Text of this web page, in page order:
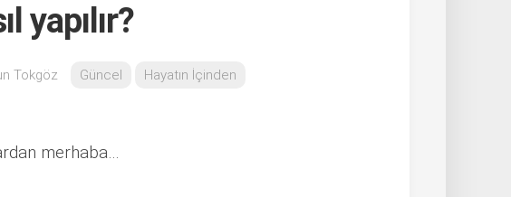
yapılır?
Tokgöz Güncel
Hayatın İçinden
merhaba…